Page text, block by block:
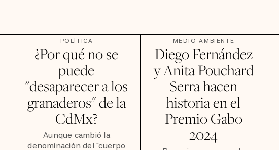
POLÍTICA
¿Por qué no se
puede
"desaparecer a los
granaderos" de la
CdMx?
Aunque cambió la
denominación del "cuerpo
MEDIO AMBIENTE
Diego Fernández
y Anita Pouchard
Serra hacen
historia en el
Premio Gabo
2024